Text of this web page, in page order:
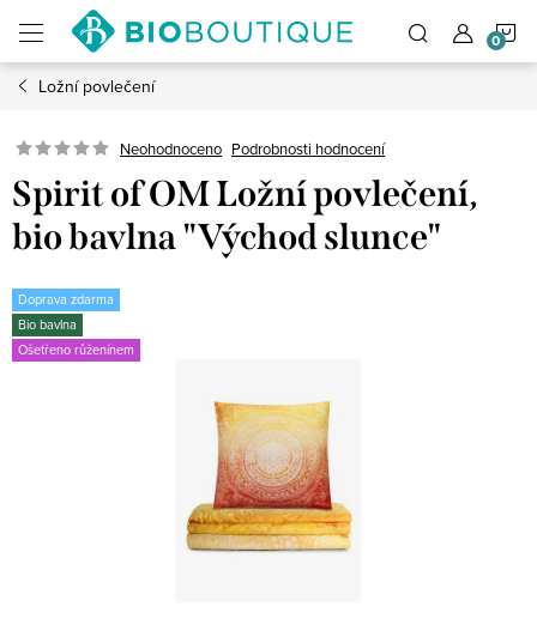
obsah
Ložní povlečení
Neohodnoceno Podrobnosti hodnocení
Spirit of OM Ložní povlečení,
bio bavlna "Východ slunce"
Doprava zdarma
Bio bavlna
Ošetřeno růženínem